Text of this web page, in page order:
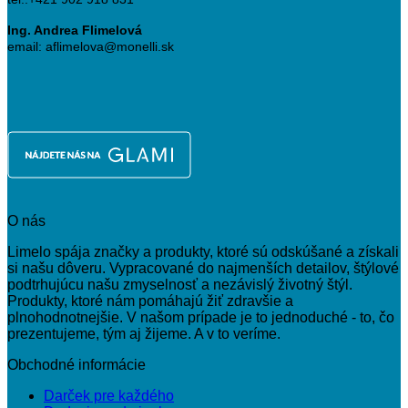
Ing. Andrea Flimelová
email: aflimelova@monelli.sk
O nás
Limelo spája značky a produkty, ktoré sú odskúšané a získali
si našu dôveru. Vypracované do najmenších detailov, štýlové
podtrhujúcu našu zmyselnosť a nezávislý životný štýl.
Produkty, ktoré nám pomáhajú žiť zdravšie a
plnohodnotnejšie. V našom prípade je to jednoduché - to, čo
prezentujeme, tým aj žijeme. A v to veríme.
Obchodné informácie
Darček pre každého